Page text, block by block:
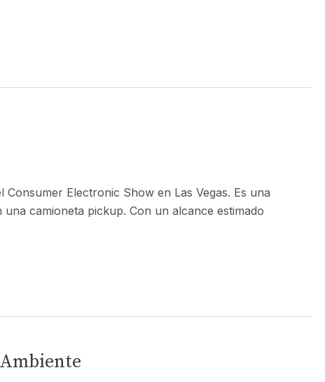
Electronic Show en Las Vegas. Es una
camioneta pickup. Con un alcance estimado